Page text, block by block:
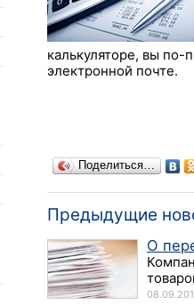
калькуляторе, вы
электронной почте.
Поделиться…
Предыдущие
О